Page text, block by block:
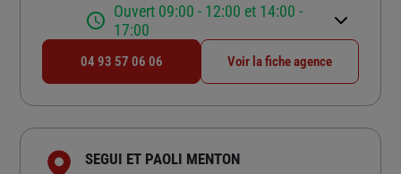
Ouvert 09:00 - 12:00 et 14:00 -
17:00
04 93 57 06 06 Voir la fiche agence
SEGUI ET PAOLI MENTON